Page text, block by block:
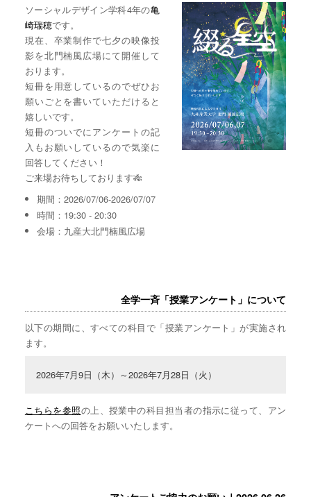
ソーシャルデザイン学科4年の亀
崎瑞穂です。
現在、卒業制作で七夕の映像投
影を北門楠風広場にて開催して
おります。
短冊を用意しているのでぜひお
願いごとを書いていただけると
嬉しいです。
短冊のついでにアンケートの記
入もお願いしているので気楽に
回答してください！
ご来場お待ちしております🎋
期間：2026/07/06-2026/07/07
時間：19:30 - 20:30
会場：九産大北門楠風広場
全学一斉「授業アンケート」について
以下の期間に、すべての科目で「授業アンケート」が実施され
ます。
2026年7月9日（木）～2026年7月28日（火）
こちらを参照の上、授業中の科目担当者の指示に従って、アン
ケートへの回答をお願いいたします。